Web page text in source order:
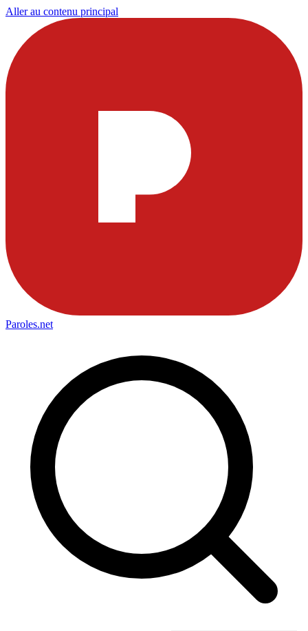
Aller au contenu principal
Paroles.net